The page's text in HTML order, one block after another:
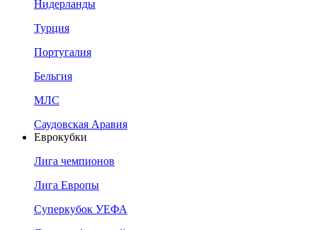
Нидерланды
Турция
Португалия
Бельгия
МЛС
Саудовская Аравия
Еврокубки
Лига чемпионов
Лига Европы
Суперкубок УЕФА